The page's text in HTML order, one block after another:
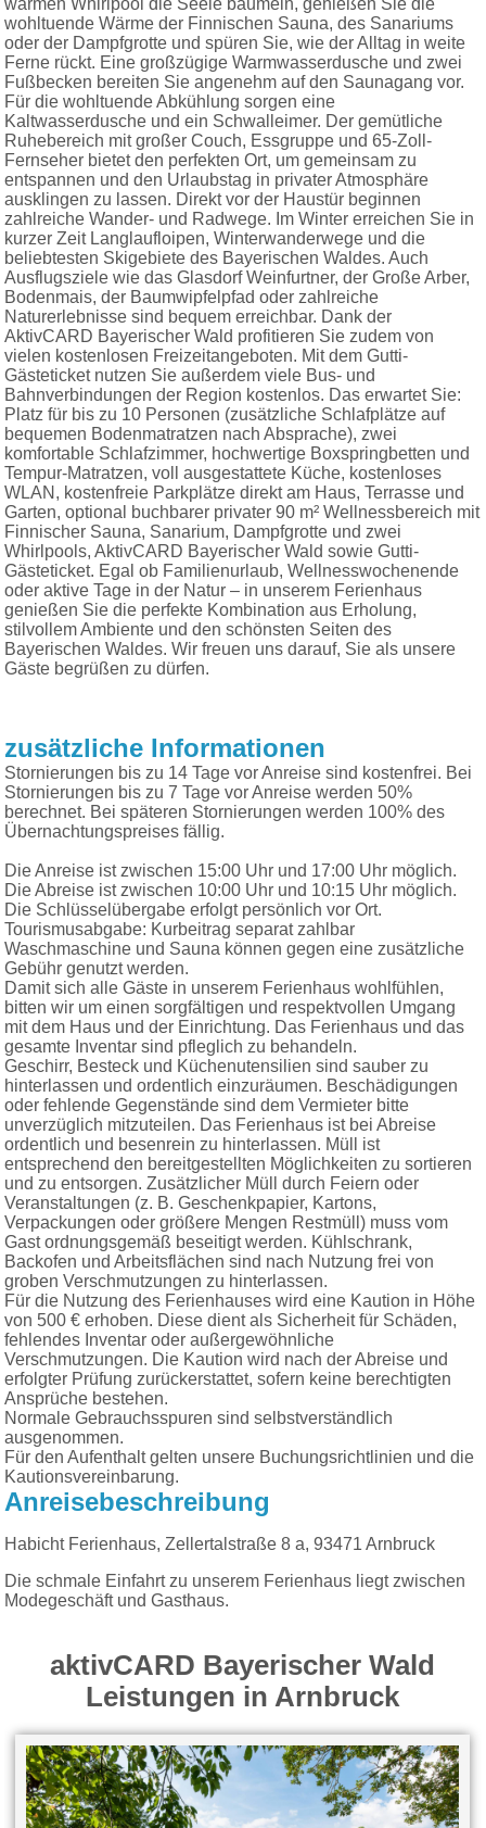
wohltuende Wärme der Finnischen Sauna, des Sanariums
oder der Dampfgrotte und spüren Sie, wie der Alltag in weite
Ferne rückt. Eine großzügige Warmwasserdusche und zwei
Fußbecken bereiten Sie angenehm auf den Saunagang vor.
Für die wohltuende Abkühlung sorgen eine
Kaltwasserdusche und ein Schwalleimer. Der gemütliche
Ruhebereich mit großer Couch, Essgruppe und 65-Zoll-
Fernseher bietet den perfekten Ort, um gemeinsam zu
entspannen und den Urlaubstag in privater Atmosphäre
ausklingen zu lassen. Direkt vor der Haustür beginnen
zahlreiche Wander- und Radwege. Im Winter erreichen Sie in
kurzer Zeit Langlaufloipen, Winterwanderwege und die
beliebtesten Skigebiete des Bayerischen Waldes. Auch
Ausflugsziele wie das Glasdorf Weinfurtner, der Große Arber,
Bodenmais, der Baumwipfelpfad oder zahlreiche
Naturerlebnisse sind bequem erreichbar. Dank der
AktivCARD Bayerischer Wald profitieren Sie zudem von
vielen kostenlosen Freizeitangeboten. Mit dem Gutti-
Gästeticket nutzen Sie außerdem viele Bus- und
Bahnverbindungen der Region kostenlos. Das erwartet Sie:
Platz für bis zu 10 Personen (zusätzliche Schlafplätze auf
bequemen Bodenmatratzen nach Absprache), zwei
komfortable Schlafzimmer, hochwertige Boxspringbetten und
Tempur-Matratzen, voll ausgestattete Küche, kostenloses
WLAN, kostenfreie Parkplätze direkt am Haus, Terrasse und
Garten, optional buchbarer privater 90 m² Wellnessbereich mit
Finnischer Sauna, Sanarium, Dampfgrotte und zwei
Whirlpools, AktivCARD Bayerischer Wald sowie Gutti-
Gästeticket. Egal ob Familienurlaub, Wellnesswochenende
oder aktive Tage in der Natur – in unserem Ferienhaus
genießen Sie die perfekte Kombination aus Erholung,
stilvollem Ambiente und den schönsten Seiten des
Bayerischen Waldes. Wir freuen uns darauf, Sie als unsere
Gäste begrüßen zu dürfen.
zusätzliche Informationen
Stornierungen bis zu 14 Tage vor Anreise sind kostenfrei. Bei
Stornierungen bis zu 7 Tage vor Anreise werden 50%
berechnet. Bei späteren Stornierungen werden 100% des
Übernachtungspreises fällig.
Die Anreise ist zwischen 15:00 Uhr und 17:00 Uhr möglich.
Die Abreise ist zwischen 10:00 Uhr und 10:15 Uhr möglich.
Die Schlüsselübergabe erfolgt persönlich vor Ort.
Tourismusabgabe: Kurbeitrag separat zahlbar
Waschmaschine und Sauna können gegen eine zusätzliche
Gebühr genutzt werden.
Damit sich alle Gäste in unserem Ferienhaus wohlfühlen,
bitten wir um einen sorgfältigen und respektvollen Umgang
mit dem Haus und der Einrichtung. Das Ferienhaus und das
gesamte Inventar sind pfleglich zu behandeln.
Geschirr, Besteck und Küchenutensilien sind sauber zu
hinterlassen und ordentlich einzuräumen. Beschädigungen
oder fehlende Gegenstände sind dem Vermieter bitte
unverzüglich mitzuteilen. Das Ferienhaus ist bei Abreise
ordentlich und besenrein zu hinterlassen. Müll ist
entsprechend den bereitgestellten Möglichkeiten zu sortieren
und zu entsorgen. Zusätzlicher Müll durch Feiern oder
Veranstaltungen (z. B. Geschenkpapier, Kartons,
Verpackungen oder größere Mengen Restmüll) muss vom
Gast ordnungsgemäß beseitigt werden. Kühlschrank,
Backofen und Arbeitsflächen sind nach Nutzung frei von
groben Verschmutzungen zu hinterlassen.
Für die Nutzung des Ferienhauses wird eine Kaution in Höhe
von 500 € erhoben. Diese dient als Sicherheit für Schäden,
fehlendes Inventar oder außergewöhnliche
Verschmutzungen. Die Kaution wird nach der Abreise und
erfolgter Prüfung zurückerstattet, sofern keine berechtigten
Ansprüche bestehen.
Normale Gebrauchsspuren sind selbstverständlich
ausgenommen.
Für den Aufenthalt gelten unsere Buchungsrichtlinien und die
Kautionsvereinbarung.
Anreisebeschreibung
Habicht Ferienhaus, Zellertalstraße 8 a, 93471 Arnbruck
Die schmale Einfahrt zu unserem Ferienhaus liegt zwischen
Modegeschäft und Gasthaus.
aktivCARD Bayerischer Wald
Leistungen in Arnbruck